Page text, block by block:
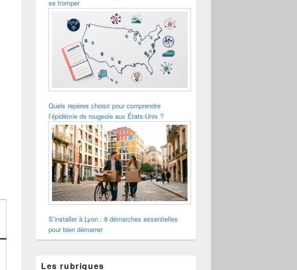
se tromper
Quels repères choisir pour comprendre
l’épidémie de rougeole aux États-Unis ?
S’installer à Lyon : 8 démarches essentielles
pour bien démarrer
Les rubriques